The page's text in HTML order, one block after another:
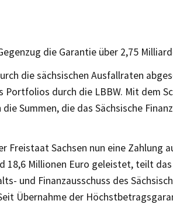
die Garantie über 2,75
die sächsischen Ausfallraten
Portfolios durch die LBBW. Mit dem
Summen, die das Sächsische
Freistaat Sachsen nun eine Zahlung
18,6 Millionen Euro geleistet, teilt
und Finanzausschuss des
Übernahme der